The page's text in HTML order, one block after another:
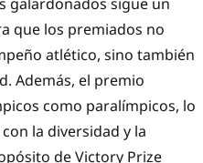
que los premiados no
atlético, sino también
Además, el premio
como paralímpicos, lo
la diversidad y la
de Victory Prize